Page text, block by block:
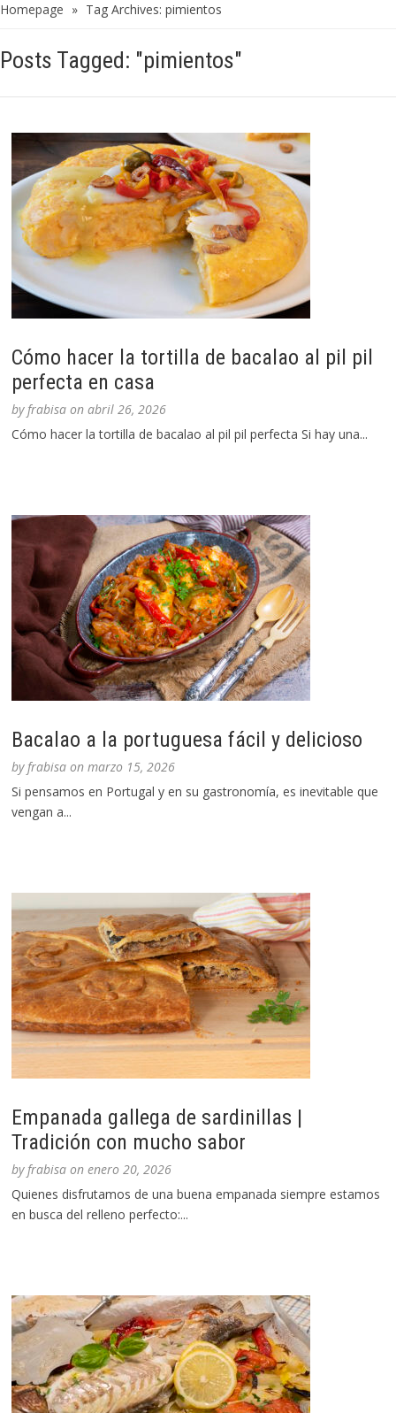
Homepage » Tag Archives: pimientos
Posts Tagged: "pimientos"
Cómo hacer la tortilla de bacalao al pil pil
perfecta en casa
byfrabisa onabril 26, 2026
Cómo hacer la tortilla de bacalao al pil pil perfecta Si hay una...
Bacalao a la portuguesa fácil y delicioso
byfrabisa onmarzo 15, 2026
Si pensamos en Portugal y en su gastronomía, es inevitable que
vengan a...
Empanada gallega de sardinillas |
Tradición con mucho sabor
byfrabisa onenero 20, 2026
Quienes disfrutamos de una buena empanada siempre estamos
en busca del relleno perfecto:...